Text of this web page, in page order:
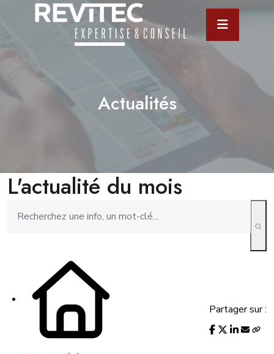
Actualités
L'actualité du mois
Partager sur :